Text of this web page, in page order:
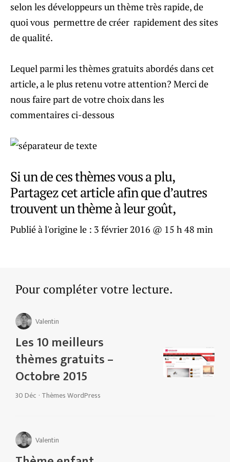
selon les développeurs un thème très rapide, de
quoi vous permettre de créer rapidement des sites
de qualité.
Lequel parmi les thèmes gratuits abordés dans cet
article, a le plus retenu votre attention? Merci de
nous faire part de votre choix dans les
commentaires ci-dessous
Si un de ces thèmes vous a plu,
Partagez cet article afin que d’autres
trouvent un thème à leur goût,
Publié à l'origine le : 3 février 2016 @ 15 h 48 min
Pour compléter votre lecture.
Valentin
Les 10 meilleurs
thèmes gratuits –
Octobre 2015
30 Déc · Thèmes WordPress
Valentin